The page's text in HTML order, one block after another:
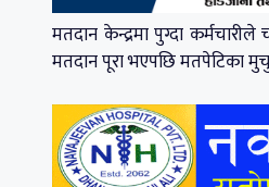
मतदान केन्द्रमा पुग्दा
मतदान पूरा भएपछि मतपेटिका